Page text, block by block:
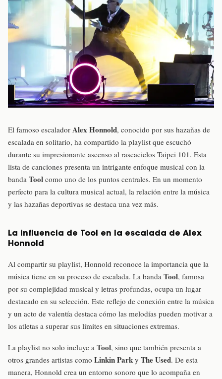
El famoso escalador Alex Honnold, conocido por sus hazañas de
escalada en solitario, ha compartido la playlist que escuchó
durante su impresionante ascenso al rascacielos Taipei 101. Esta
lista de canciones presenta un intrigante enfoque musical con la
banda Tool como uno de los puntos centrales. En un momento
perfecto para la cultura musical actual, la relación entre la música
y las hazañas deportivas se destaca una vez más.
La influencia de Tool en la escalada de Alex
Honnold
Al compartir su playlist, Honnold reconoce la importancia que la
música tiene en su proceso de escalada. La banda Tool, famosa
por su complejidad musical y letras profundas, ocupa un lugar
destacado en su selección. Este reflejo de conexión entre la música
y un acto de valentía destaca cómo las melodías pueden motivar a
los atletas a superar sus límites en situaciones extremas.
La playlist no solo incluye a Tool, sino que también presenta a
otros grandes artistas como Linkin Park y The Used. De esta
manera, Honnold crea un entorno sonoro que lo acompaña en